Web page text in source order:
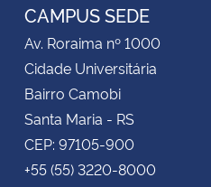
CAMPUS SEDE
Av. Roraima nº 1000
Cidade Universitária
Bairro Camobi
Santa Maria - RS
CEP: 97105-900
+55 (55) 3220-8000